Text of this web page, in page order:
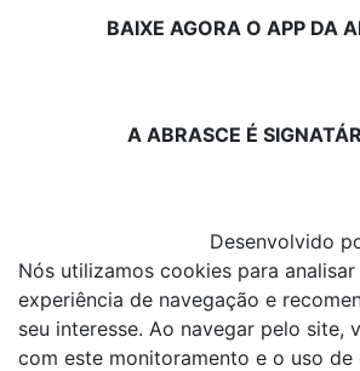
BAIXE AGORA O APP DA
A ABRASCE É
Desenvolvido
Nós utilizamos cookies para
experiência de navegação e
seu interesse. Ao navegar pelo site,
com este monitoramento e o uso de